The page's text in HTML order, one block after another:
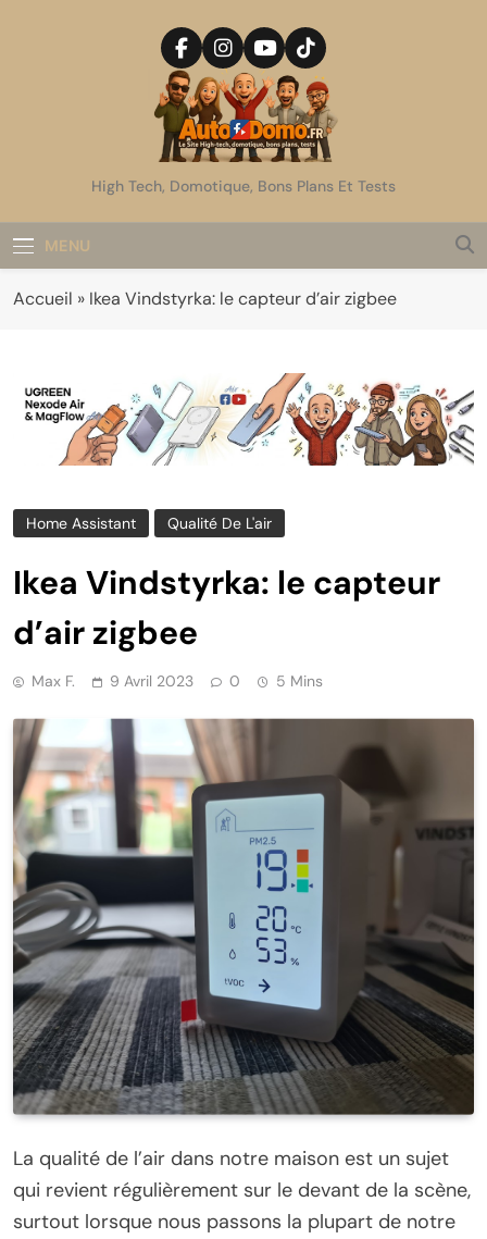
AutoDomo
High Tech, Domotique, Bons Plans Et Tests
MENU
Accueil » Ikea Vindstyrka: le capteur d’air zigbee
Home Assistant Qualité De L'air
Ikea Vindstyrka: le capteur
d’air zigbee
Max F. 9 Avril 2023 0 5 Mins
La qualité de l’air dans notre maison est un sujet
qui revient régulièrement sur le devant de la scène,
surtout lorsque nous passons la plupart de notre